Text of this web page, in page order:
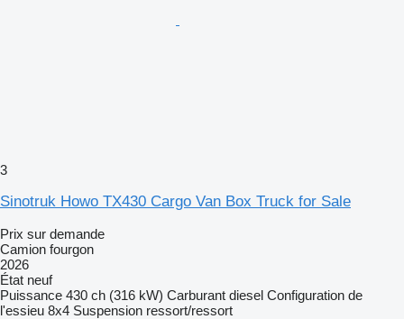
3
Sinotruk Howo TX430 Cargo Van Box Truck for Sale
Prix sur demande
Camion fourgon
2026
État neuf
Puissance 430 ch (316 kW) Carburant diesel Configuration de
l'essieu 8x4 Suspension ressort/ressort